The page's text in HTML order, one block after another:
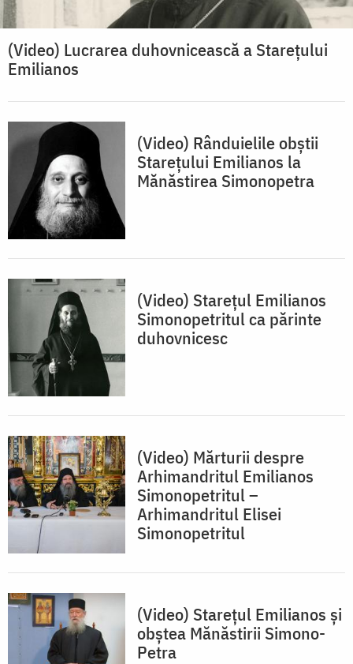
(Video) Lucrarea duhovnicească a Starețului
Emilianos
(Video) Rânduielile obștii
Starețului Emilianos la
Mănăstirea Simonopetra
(Video) Starețul Emilianos
Simonopetritul ca părinte
duhovnicesc
(Video) Mărturii despre
Arhimandritul Emilianos
Simonopetritul –
Arhimandritul Elisei
Simonopetritul
(Video) Starețul Emilianos și
obștea Mănăstirii Simono-
Petra